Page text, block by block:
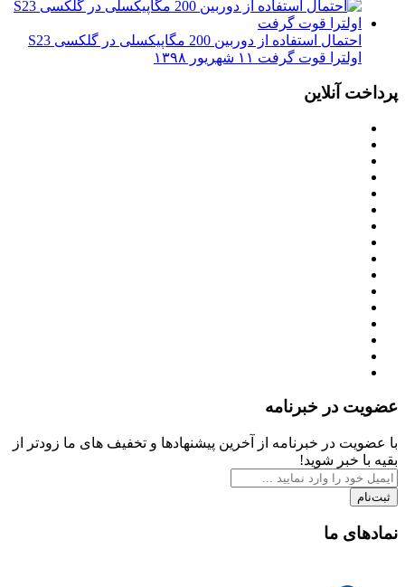
احتمال استفاده از دوربین 200 مگاپیکسلی در گلکسی S23
اولترا قوت گرفت ۱۱ شهریور ۱۳۹۸
پرداخت آنلاین
عضویت در خبرنامه
با عضویت در خبرنامه از آخرین پیشنهادها و تخفیف های ما زودتر از
بقیه با خبر شوید!
ثبت‌نام
نمادهای ما